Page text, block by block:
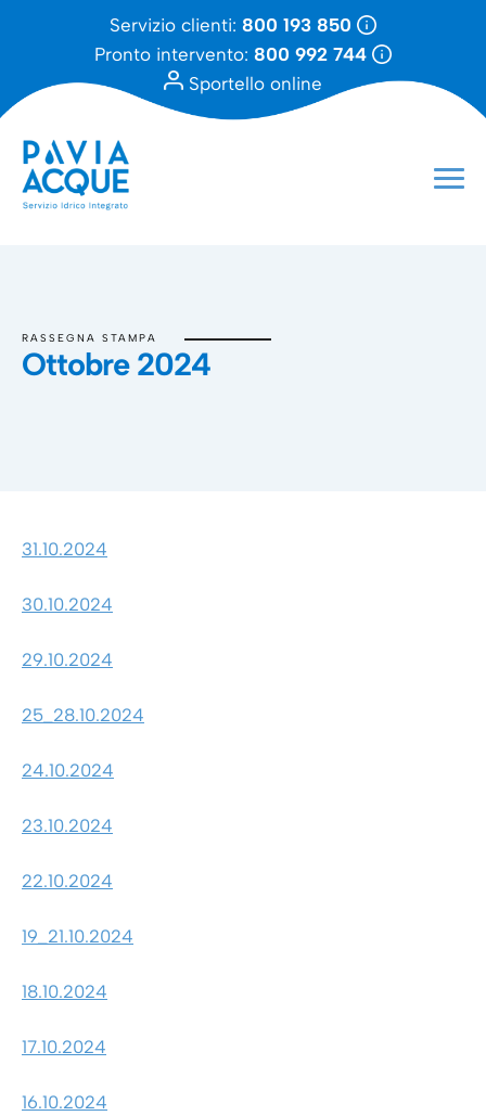
Servizio clienti: 800 193 850
Pronto intervento: 800 992 744
Sportello online
RASSEGNA STAMPA
Ottobre 2024
31.10.2024
30.10.2024
29.10.2024
25_28.10.2024
24.10.2024
23.10.2024
22.10.2024
19_21.10.2024
18.10.2024
17.10.2024
16.10.2024